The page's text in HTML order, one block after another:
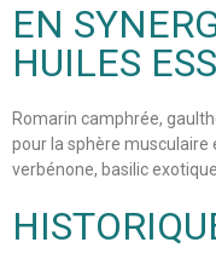
EN
HUILES
Romarin camphrée,
pour la sphère
verbénone, basilic